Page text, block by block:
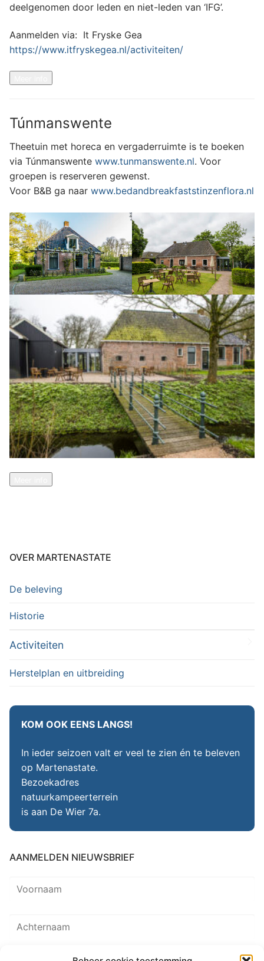
deelgenomen door leden en niet-leden van ‘IFG’.
Aanmelden via: It Fryske Gea
https://www.itfryskegea.nl/activiteiten/
Túnmanswente
Theetuin met horeca en vergaderruimte is te boeken
via Túnmanswente www.tunmanswente.nl. Voor
groepen is reserveren gewenst.
Voor B&B ga naar www.bedandbreakfaststinzenflora.nl
OVER MARTENASTATE
De beleving
Historie
Activiteiten
Herstelplan en uitbreiding
KOM OOK EENS LANGS!
In ieder seizoen valt er veel te zien én te beleven
op Martenastate.
Bezoekadres
natuurkampeerterrein
is aan De Wier 7a.
AANMELDEN NIEUWSBRIEF